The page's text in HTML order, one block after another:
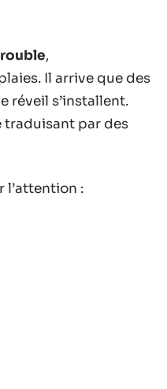
,
Il arrive que des
réveil s’installent.
traduisant par des
l’attention :